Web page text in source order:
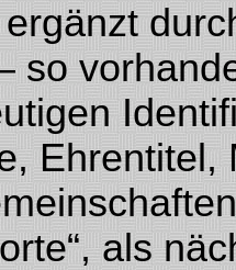
so
Ehrentitel,
als